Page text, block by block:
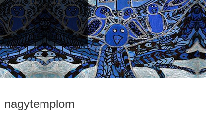
nagytemplom